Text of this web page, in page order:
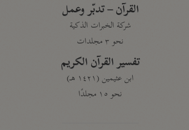
القرآن – تدبّر وعمل
شركة الخبرات الذكية
نحو ٣ مجلدات
تفسير القرآن الكريم
ابن عثيمين (١٤٢١ هـ)
نحو ١٥ مجلدًا